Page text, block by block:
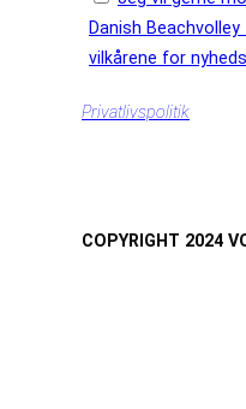
Danish
vilkårene for
Privatlivspolitik
COPYRIGHT 2024